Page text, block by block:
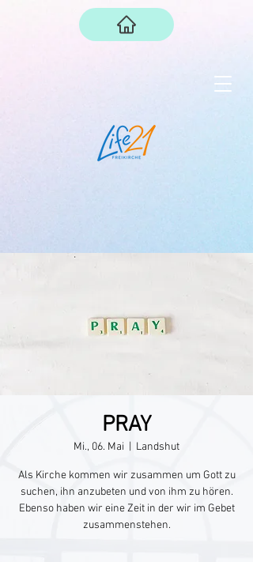
PRAY
Mi., 06. Mai Landshut
Als Kirche kommen wir zusammen um Gott zu
suchen, ihn anzubeten und von ihm zu hören.
Ebenso haben wir eine Zeit in der wir im Gebet
zusammenstehen.